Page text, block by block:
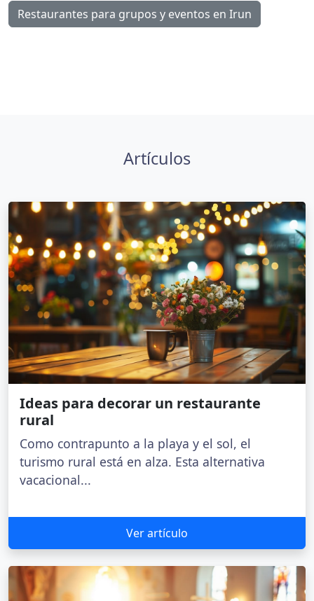
Restaurantes para grupos y eventos en Irun
Artículos
Ideas para decorar un restaurante
rural
Como contrapunto a la playa y el sol, el
turismo rural está en alza. Esta alternativa
vacacional...
Ver artículo